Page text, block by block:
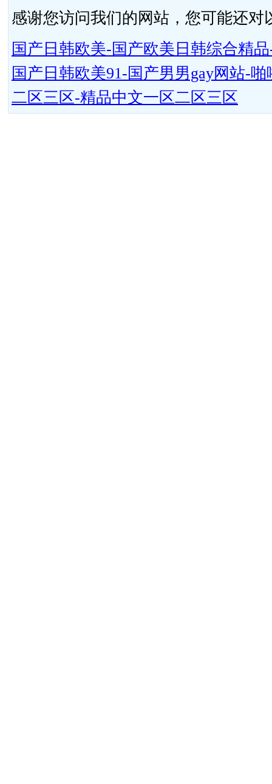
感谢您访问我们的网站，您可能还对
国产日韩欧美-国产欧美日韩综合精
国产日韩欧美91-国产男男gay网站-
二区三区-精品中文一区二区三区